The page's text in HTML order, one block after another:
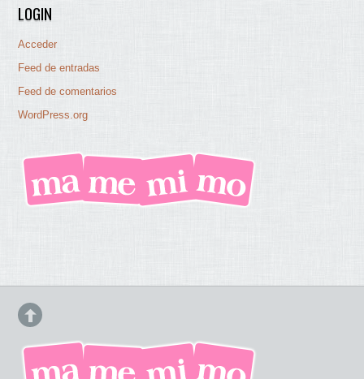
LOGIN
Acceder
Feed de entradas
Feed de comentarios
WordPress.org